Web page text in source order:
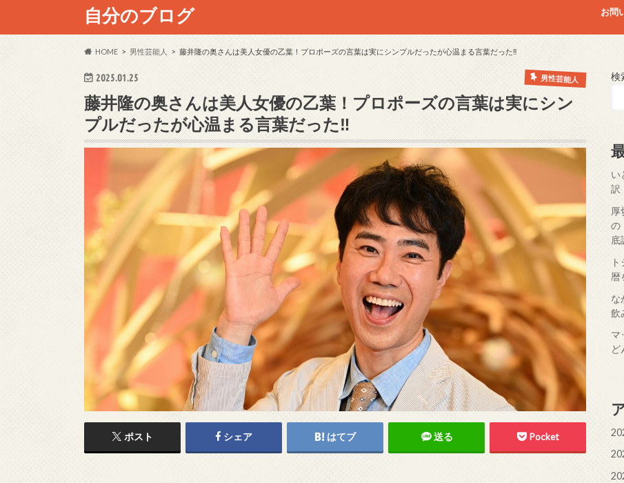
自分のブログ お問
HOME 男性芸能人 藤井隆の奥さんは美人女優の乙葉！プロポーズの言葉は実にシンプルだったが心温まる言葉だった‼
2025.01.25 男性芸能人
藤井隆の奥さんは美人女優の乙葉！プロポーズの言葉は実にシン
プルだったが心温まる言葉だった‼
ポスト シェア はてブ 送る Pocket
検
い
訳
厚
の
底
暦
な
飲
マ
ど